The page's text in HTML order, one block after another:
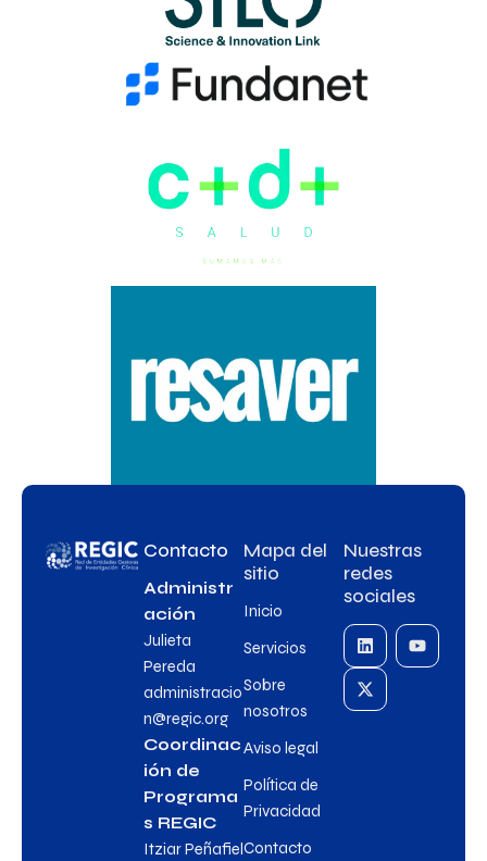
Contacto
Administr
ación
Julieta
Pereda
administracio
n@regic.org
Coordinac
ión de
Programa
s REGIC
Itziar Peñafiel
Mapa del
sitio
Inicio
Servicios
Sobre
nosotros
Aviso legal
Política de
Privacidad
Contacto
Nuestras
redes
sociales